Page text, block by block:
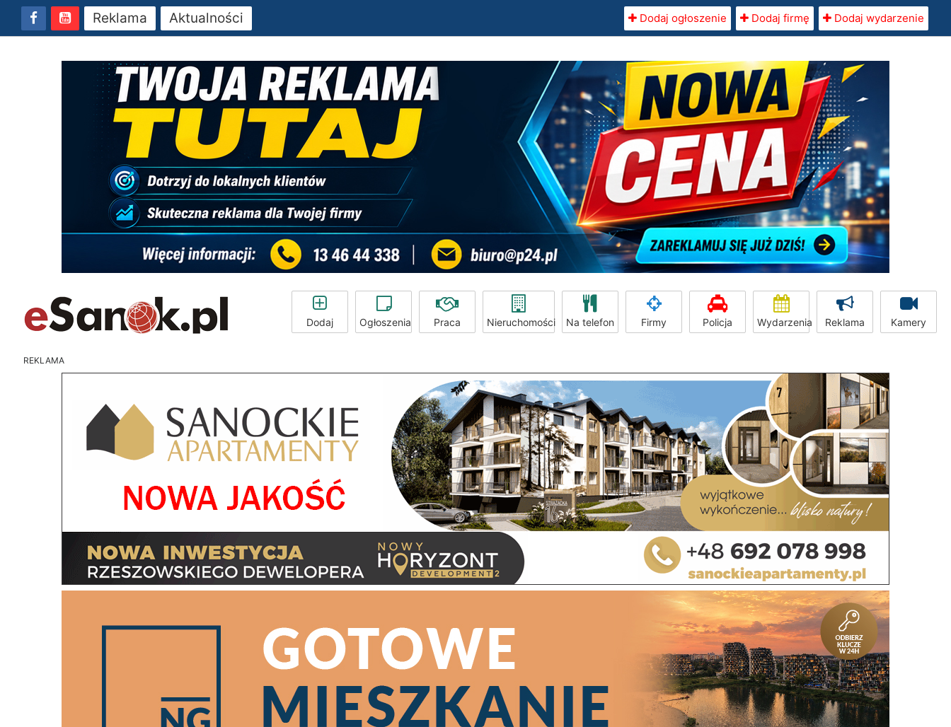
Reklama Aktualności Dodaj ogłoszenie Dodaj firmę Dodaj wydarzenie
Dodaj Ogłoszenia Praca Nieruchomości Na telefon Firmy Policja Wydarzenia Reklama Kamery
REKLAMA